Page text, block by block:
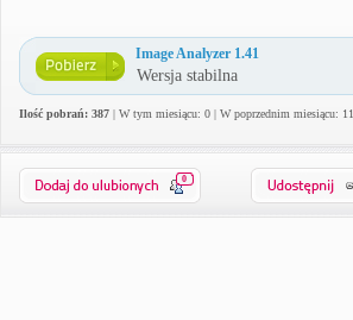
Image Analyzer 1.41
Wersja stabilna
Ilość pobrań: 387 | W tym miesiącu: 0 | W poprzednim miesiącu: 11
0